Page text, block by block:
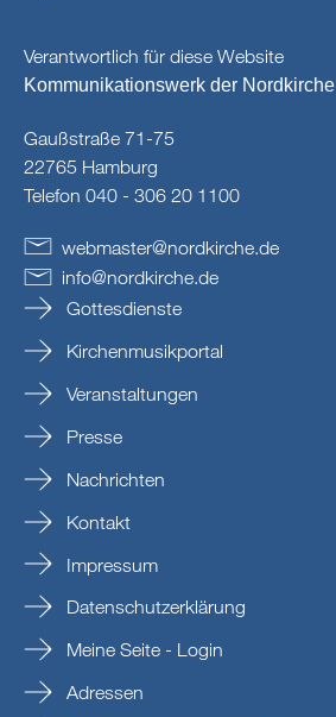
Verantwortlich für diese Website
Kommunikationswerk der Nordkirche
Gaußstraße 71-75
22765 Hamburg
Telefon 040 - 306 20 1100
webmaster@nordkirche de
info@nordkirche.de
Gottesdienste
Kirchenmusikportal
Veranstaltungen
Presse
Nachrichten
Kontakt
Impressum
Datenschutzerklärung
Meine Seite - Login
Adressen